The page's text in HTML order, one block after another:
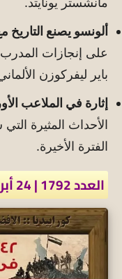
ألونسو يصنع التاريخ
على إنجازات
باير ليفركوزن
إثارة في الملاعب
الأحداث المثيرة
الفترة الأخيرة.
العدد 1792 | 24 أبريل 2024